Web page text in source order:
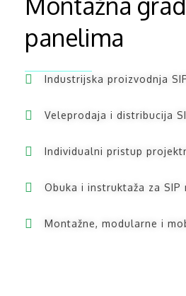
panelima
Industrijska proizvodnja
Veleprodaja i distribucija
Individualni pristup
Obuka i instruktaža za SIP
Montažne, modularne i